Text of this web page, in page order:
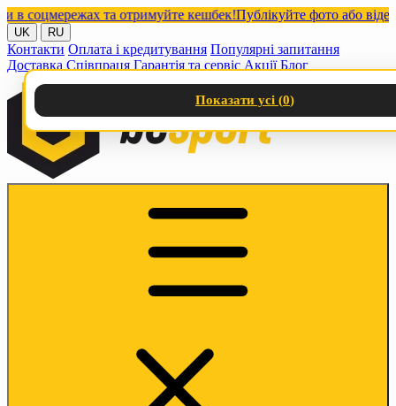
та отримуйте кешбек!Публікуйте фото або відео з
UK RU
Контакти Оплата і кредитування Популярні запитання
Доставка Співпраця Гарантія та сервіс Акції Блог
Показати усі (0)